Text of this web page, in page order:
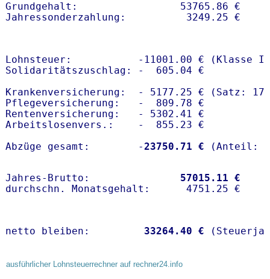
Grundgehalt:                 53765.86 €
Lohnsteuer:           -11001.00 € (Klasse I)
Solidaritätszuschlag: -  605.04 €
Krankenversicherung:  - 5177.25 € (Satz:
Pflegeversicherung:   -  809.78 €
Rentenversicherung:   - 5302.41 €
Arbeitslosenvers.:    -  855.23 €
Abzüge gesamt:        -23750.71 €
Jahres-Brutto: 57015.11 €
netto bleiben: 33264.40 €
ausführlicher Lohnsteuerrechner auf rechner24.info